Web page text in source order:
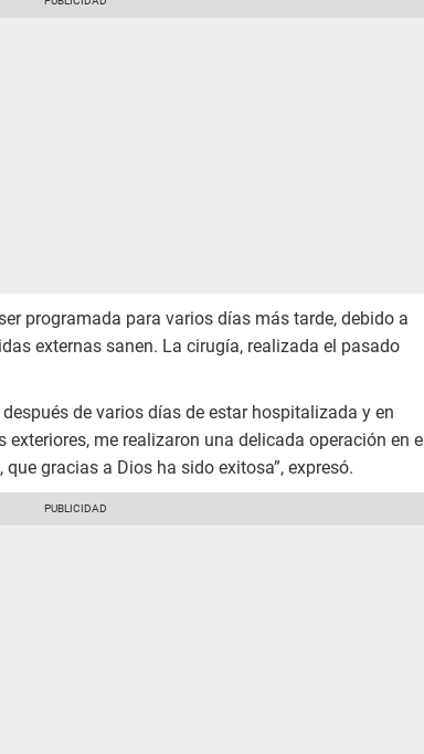
programada para varios días más tarde, debido a
externas sanen. La cirugía, realizada el pasado
de varios días de estar hospitalizada y en
me realizaron una delicada operación en el
, que gracias a Dios ha sido exitosa”, expresó.